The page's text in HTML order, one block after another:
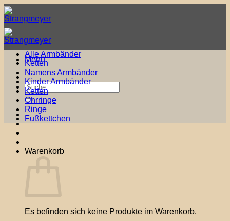
Zum
Inhalt
springen
Menü
Suche
nach:
Warenkorb
Es befinden sich keine Produkte im Warenkorb.
Alle Armbänder
Ketten
Namens Armbänder
Kinder Armbänder
Ketten
Ohrringe
Ringe
Fußkettchen